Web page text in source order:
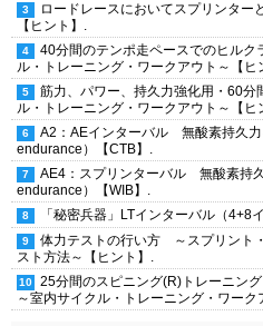
ロードレースにおいてスプリンター
【ヒント】.
40分間のテンポ走ペースでのヒル
ル・トレーニング・ワークアウト～【ヒ
筋力、パワー、持久力強化用・60
ル・トレーニング・ワークアウト～【ヒ
A2：AEインターバル 無酸素持久
endurance）【CTB】.
AE4：スプリンターバル 無酸素持
endurance）【WIB】.
「秘密兵器」LTインターバル（4+8
体力テストの行い方 ～スプリント
スト方法～【ヒント】.
25分間のスピニング(R)トレーニ
～室内サイクル・トレーニング・ワー